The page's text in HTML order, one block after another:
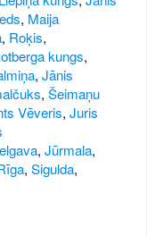
, Maija
, Roķis,
kungs,
,Jānis
,Šeimaņu
Vēveris,Juris
,Jūrmala,
,Sigulda,